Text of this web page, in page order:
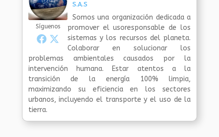
Síguenos
S.A.S
Somos una organización dedicada a
promover el usoresponsable de los
sistemas y los recursos del planeta.
Colaborar en solucionar los
problemas ambientales causados por la
intervención humana. Estar atentos a la
transición de la energía 100% limpia,
maximizando su eficiencia en los sectores
urbanos, incluyendo el transporte y el uso de la
tierra.